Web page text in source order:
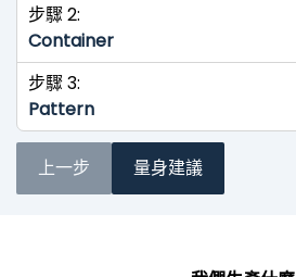
步驟 2:
Container
步驟 3:
Pattern
上一步 量身建議